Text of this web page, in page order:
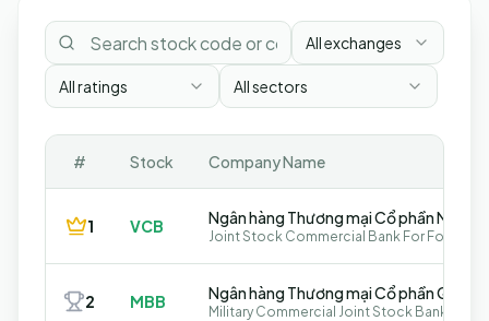
All exchanges
All ratings All sectors
# Stock Company Name
1 VCB
2 MBB Ngân hàng Thương mại Cổ phần Quân
Military Commercial Joint Stock Bank